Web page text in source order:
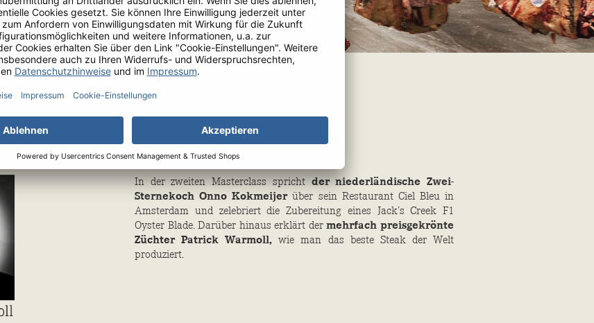
In der zweiten Masterclass sprichtder niederländische Zwei-
Sternekoch Onno Kokmeijerüber sein Restaurant Ciel Bleu in
Amsterdam und zelebriert die Zubereitung eines Jack’s Creek F1
Oyster Blade. Darüber hinaus erklärt dermehrfach preisgekrönte
Züchter Patrick Warmoll,wie man das beste Steak der Welt
produziert.